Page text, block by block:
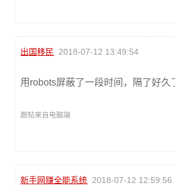
出国移民 2018-07-12 13:49:54
用robots屏蔽了一段时间，隔了好久
跟帖来自电脑端
新手网赚全能系统 2018-07-12 12:59:56